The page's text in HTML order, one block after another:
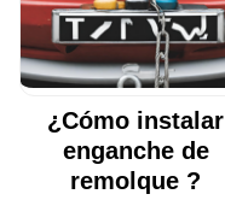
¿Cómo instalar
enganche de
remolque ?